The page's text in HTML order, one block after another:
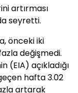
artırması
seyretti.
önceki iki
değişmedi.
(EIA) açıkladığı
hafta 3.02
artarak